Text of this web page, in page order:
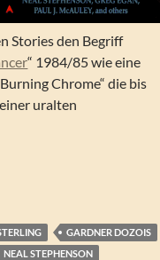
Stories den Begriff
“ 1984/85 wie eine
Chrome“ die bis
uralten
GARDNER DOZOIS
NEAL STEPHENSON